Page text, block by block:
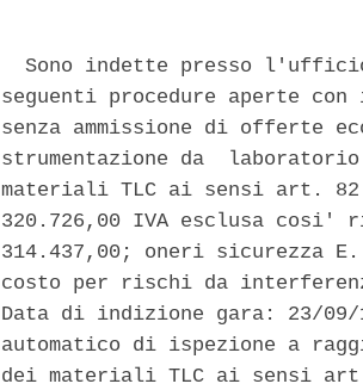
Sono indette presso
seguenti procedure aperte
senza ammissione di offerte
strumentazione da
materiali TLC ai sensi art. 82
320.726,00 IVA esclusa
314.437,00; oneri sicurezza
costo per rischi da
Data di indizione gara: 23/
automatico di ispezione a
dei materiali TLC ai sensi